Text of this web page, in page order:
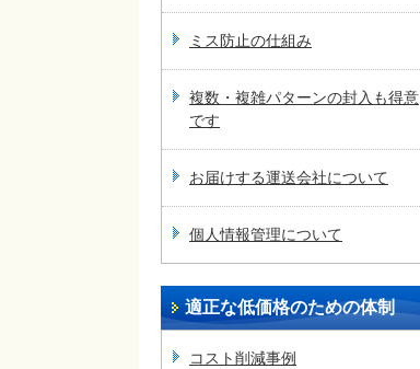
ミス防止の仕組み
複数・複雑パターンの封入も得意
です
お届けする運送会社について
個人情報管理について
適正な低価格のための体制
コスト削減事例